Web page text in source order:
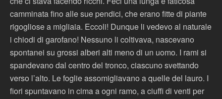
camminata fino alle sue pendici, che erano fitte di piante
rigogliose a migliaia. Eccoli! Dunque li vedevo al naturale
i chiodi di garofano! Nessuno li coltivava, nascevano
spontanei su grossi alberi alti meno di un uomo. I rami si
spandevano dal centro del tronco, ciascuno svettando
verso l’alto. Le foglie assomigliavano a quelle del lauro. I
fiori spuntavano in cima a ogni ramo, a ciuffi di venti per